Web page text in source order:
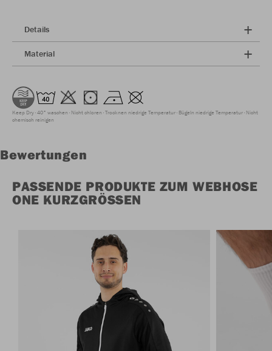
Details
Material
Keep Dry 40° waschen Nicht chloren Trocknen niedrige Temperatur Bügeln niedrige Temperatur Nicht
chemisch reinigen
Bewertungen
PASSENDE PRODUKTE ZUM WEBHOSE
ONE KURZGRÖSSEN